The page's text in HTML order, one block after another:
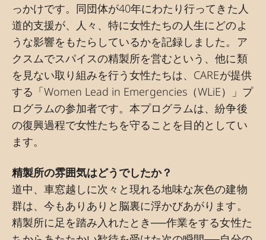
っかけです。同団体が40年にわたり行ってきた人
道的支援が、人々、特に女性たちの人生にどのよ
うな影響をもたらしているかを記録しました。ア
クスムでスパイスの精製所を営むという、他に類
を見ない取り組みを行う女性たちは、CAREが提供
する「Women Lead in Emergencies（WLiE）」プ
ログラムの参加者です。本プログラムは、紛争後
の復興過程で女性たちを守ることを目的としてい
ます。
精製所の雰囲気はどうでしたか？
道中、車窓越しに次々と現れる地味な灰色の建物
群は、今もありありと脳裏に浮かびあがります。
精製所に足を踏み入れたとき──作業をする女性た